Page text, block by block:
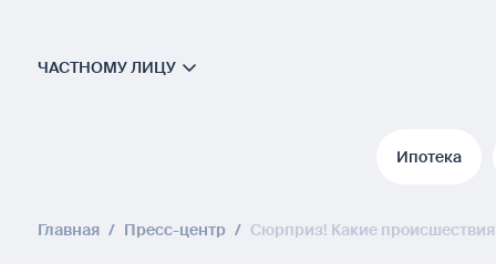
ЧАСТНОМУ ЛИЦУ
Ипотека
Главная / Пресс-центр / Сюрприз! Какие происшествия